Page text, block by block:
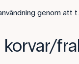
genom att